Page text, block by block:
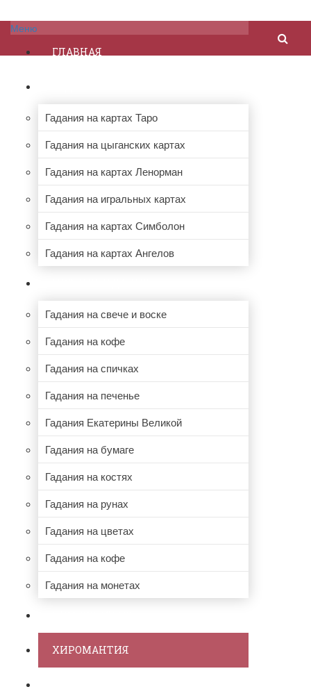
Меню
ГЛАВНАЯ
Гадания на картах Таро
Гадания на цыганских картах
Гадания на картах Ленорман
Гадания на игральных картах
Гадания на картах Симболон
Гадания на картах Ангелов
Гадания на свече и воске
Гадания на кофе
Гадания на спичках
Гадания на печенье
Гадания Екатерины Великой
Гадания на бумаге
Гадания на костях
Гадания на рунах
Гадания на цветах
Гадания на кофе
Гадания на монетах
ХИРОМАНТИЯ